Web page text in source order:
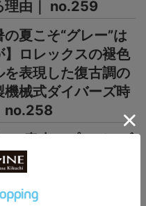
理由｜ no.259
の夏こそ“グレー”は
】ロレックスの褪色
を表現した復古調の
機械式ダイバーズ時
no.258
“青赤ペプシ”や“ブ
ー”だけじゃない】
ロレックスGMTマ
レアなPCGも再